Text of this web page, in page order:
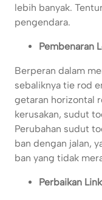
lebih banyak.
pengendara.
Pembenaran
Berperan dalam
sebaliknya tie rod
getaran horizontal
kerusakan, sudut
Perubahan sudut
ban dengan jalan,
ban yang tidak
Perbaikan